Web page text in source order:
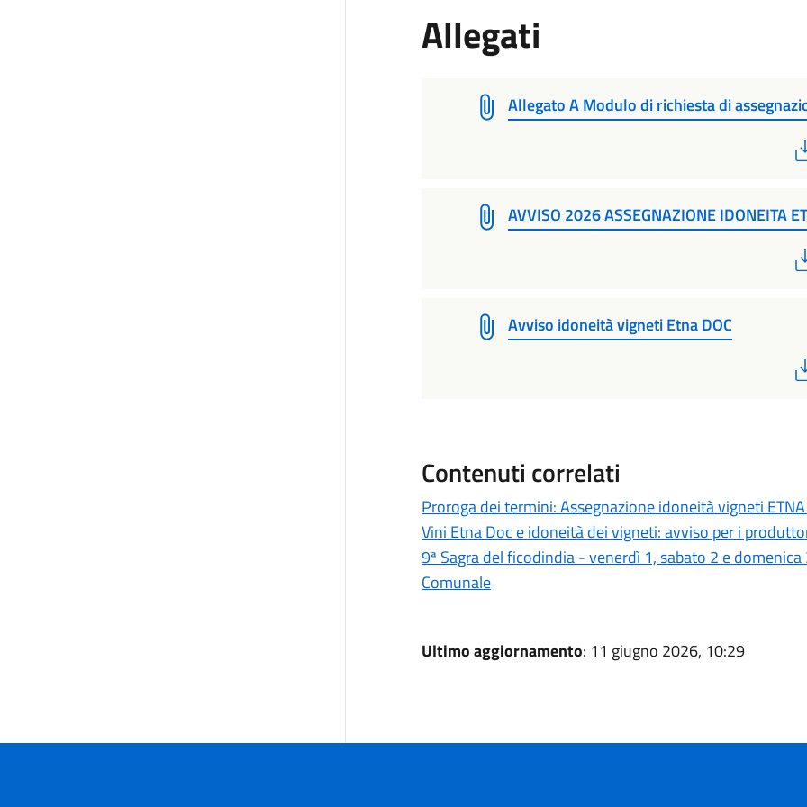
Allegati
Allegato A Modulo di richiesta di
AVVISO 2026 ASSEGNAZIONE IDONEITA
Avviso idoneità vigneti Etna DOC
Contenuti correlati
Proroga dei termini: Assegnazione idoneità vigneti
Vini Etna Doc e idoneità dei vigneti: avviso per i
9ª Sagra del ficodindia - venerdì 1, sabato 2 e
Comunale
Ultimo aggiornamento: 11 giugno 2026, 10:29